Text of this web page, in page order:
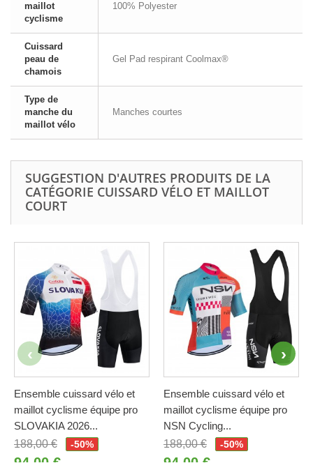
maillot
cyclisme
100% Polyester
Cuissard
peau de
chamois
Gel Pad respirant Coolmax®
Type de
manche du
maillot vélo
Manches courtes
SUGGESTION D'AUTRES PRODUITS DE LA
CATÉGORIE CUISSARD VÉLO ET MAILLOT
COURT
Ensemble cuissard vélo et
maillot cyclisme équipe pro
SLOVAKIA 2026...
188,00 €
-50%
94,00 €
Ensemble cuissard vélo et
maillot cyclisme équipe pro
NSN Cycling...
188,00 €
-50%
94,00 €